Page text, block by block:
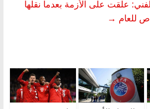
علقت على الأزمة بعدما نقلها
للعام →